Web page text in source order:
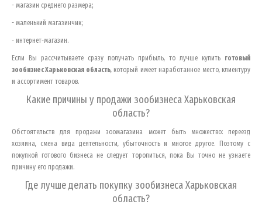
- магазин среднего размера;
- маленький магазинчик;
- интернет-магазин.
Если Вы рассчитываете сразу получать прибыль, то лучше купить готовый
зообизнесХарьковская область, который имеет наработанное место, клиентуру
и ассортимент товаров.
Какие причины у продажи зообизнесаХарьковская
область?
Обстоятельств для продажи зоомагазина может быть множество: переезд
хозяина, смена вида деятельности, убыточность и многое другое. Поэтому с
покупкой готового бизнеса не следует торопиться, пока Вы точно не узнаете
причину его продажи.
Где лучше делать покупку зообизнесаХарьковская
область?